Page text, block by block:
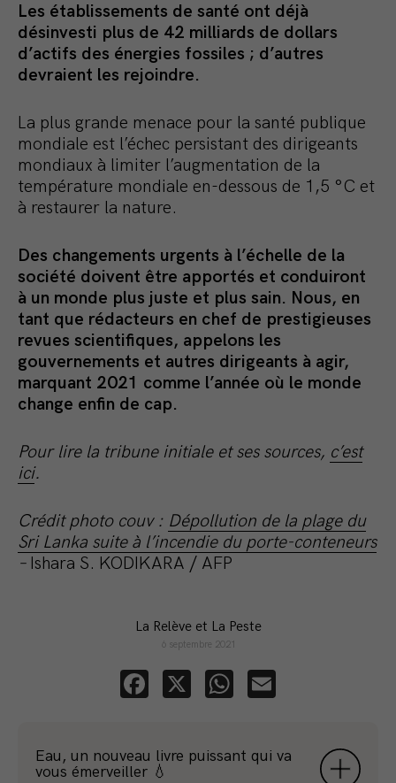
Les établissements de santé ont déjà
désinvesti plus de 42 milliards de dollars
d’actifs des énergies fossiles ; d’autres
devraient les rejoindre.
La plus grande menace pour la santé publique
mondiale est l’échec persistant des dirigeants
mondiaux à limiter l’augmentation de la
température mondiale en-dessous de 1,5 °C et
à restaurer la nature.
Des changements urgents à l’échelle de la
société doivent être apportés et conduiront
à un monde plus juste et plus sain. Nous, en
tant que rédacteurs en chef de prestigieuses
revues scientifiques, appelons les
gouvernements et autres dirigeants à agir,
marquant 2021 comme l’année où le monde
change enfin de cap.
Pour lire la tribune initiale et ses sources, c’est
ici.
Crédit photo couv : Dépollution de la plage du
Sri Lanka suite à l’incendie du porte-conteneurs
– Ishara S. KODIKARA / AFP
La Relève et La Peste
6 septembre 2021
Facebook
X WhatsApp
Eau, un nouveau livre puissant qui va
vous émerveiller 💧